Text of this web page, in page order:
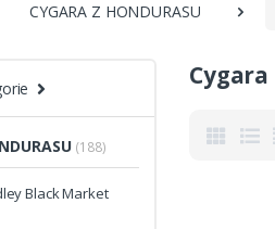
CYGARA Z HONDURASU
(188)
Black Market